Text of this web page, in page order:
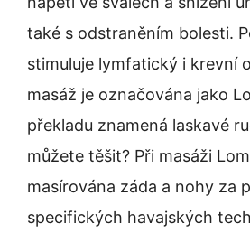
také s odstraněním bolesti.
stimuluje lymfatický i krevní
masáž je označována jako
překladu znamená laskavé
můžete těšit? Při masáži
masírována záda a nohy za
specifických havajských